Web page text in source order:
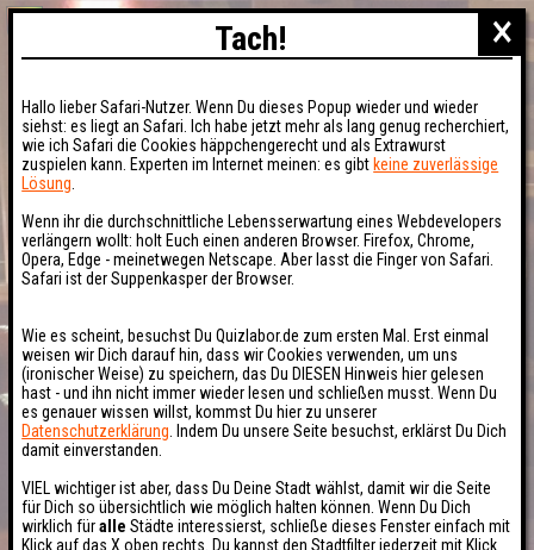
×
Tach!
Hallo lieber Safari-Nutzer. Wenn Du dieses Popup wieder und wieder
siehst: es liegt an Safari. Ich habe jetzt mehr als lang genug recherchiert,
wie ich Safari die Cookies häppchengerecht und als Extrawurst
zuspielen kann. Experten im Internet meinen: es gibt keine zuverlässige
Lösung
Wenn ihr die durchschnittliche Lebensserwartung eines Webdevelopers
verlängern wollt: holt Euch einen anderen Browser. Firefox, Chrome,
Opera, Edge - meinetwegen Netscape. Aber lasst die Finger von Safari.
Safari ist der Suppenkasper der Browser.
Wie es scheint, besuchst Du Quizlabor.de zum ersten Mal. Erst einmal
weisen wir Dich darauf hin, dass wir Cookies verwenden, um uns
(ironischer Weise) zu speichern, das Du DIESEN Hinweis hier gelesen
hast - und ihn nicht immer wieder lesen und schließen musst. Wenn Du
es genauer wissen willst, kommst Du hier zu unserer
Datenschutzerklärung . Indem Du unsere Seite besuchst, erklärst Du Dich
damit einverstanden.
VIEL wichtiger ist aber, dass Du Deine Stadt wählst, damit wir die Seite
für Dich so übersichtlich wie möglich halten können. Wenn Du Dich
wirklich füralle Städte interessierst, schließe dieses Fenster einfach mit
Klick auf das X oben rechts. Du kannst den Stadtfilter jederzeit mit Klick